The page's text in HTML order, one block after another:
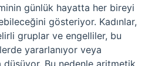
günlük hayatta her bireyi
gösteriyor. Kadınlar,
gruplar ve engelliler, bu
yararlanıyor veya
düşüyor. Bu nedenle aritmetik